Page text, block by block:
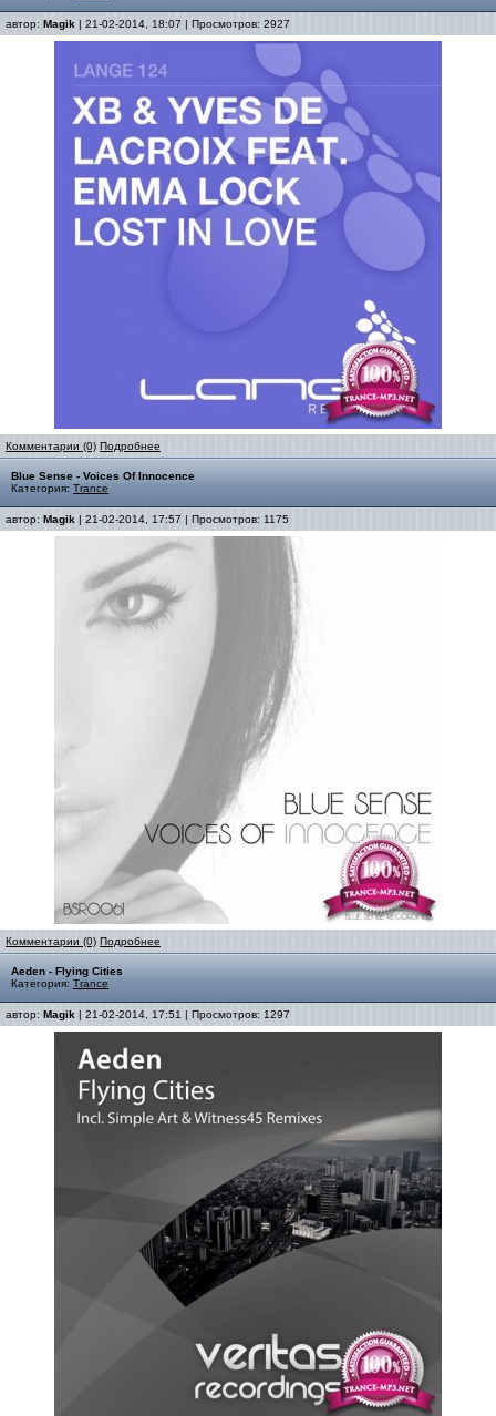
автор: Magik | 21-02-2014, 18:07 | Просмотров: 2927
Комментарии (0) Подробнее
Blue Sense - Voices Of Innocence
Категория: Trance
автор: Magik | 21-02-2014, 17:57 | Просмотров: 1175
Комментарии (0) Подробнее
Aeden - Flying Cities
Категория: Trance
автор: Magik | 21-02-2014, 17:51 | Просмотров: 1297